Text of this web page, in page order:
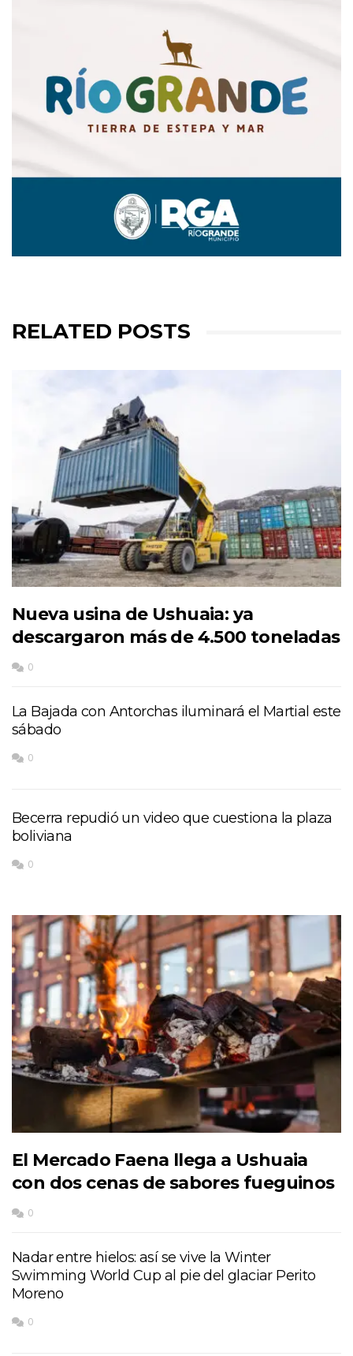
RELATED POSTS
Nueva usina de Ushuaia: ya
descargaron más de 4.500 toneladas
0
La Bajada con Antorchas iluminará el Martial este
sábado
0
Becerra repudió un video que cuestiona la plaza
boliviana
0
El Mercado Faena llega a Ushuaia
con dos cenas de sabores fueguinos
0
Nadar entre hielos: así se vive la Winter
Swimming World Cup al pie del glaciar Perito
Moreno
0